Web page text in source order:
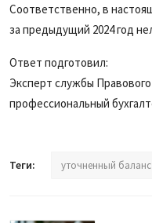
Соответственно, в
за предыдущий 2024 год
Ответ подготовил:
Эксперт службы Правового
профессиональный
Теги: уточненный баланс